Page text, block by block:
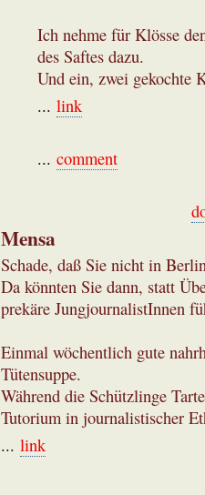
Ich nehme für Klösse
des Saftes dazu.
Und ein, zwei gekochte
... link
... comment
Mensa
Schade, daß Sie nicht in
Da könnten Sie dann, statt
prekäre JungjournalistInnen
Einmal wöchentlich gute
Tütensuppe.
Während die Schützlinge
Tutorium in journalistischer
... link